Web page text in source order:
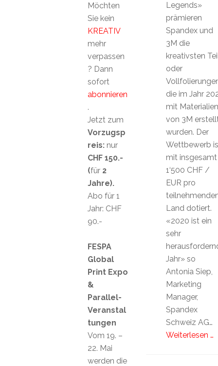
Legends»
prämieren
Spandex und
3M die
kreativsten
oder
die im Jahr
mit Materialien
von 3M
wurden. Der
Wettbewerb
mit insgesamt
1‘500 CHF /
EUR pro
Land dotiert.
«2020 ist ein
sehr
Jahr» so
Antonia Siep,
Marketing
Manager,
Spandex
Schweiz AG…
Weiterlesen …
Möchten
Sie kein
KREATIV
mehr
verpassen
? Dann
sofort
abonnieren
.
Jetzt zum
Vorzugsp
reis: nur
CHF 150.-
(für 2
Jahre).
Abo für 1
Jahr: CHF
90.-
FESPA
Global
Print Expo
&
Parallel-
Veranstal
tungen
Vom 19. –
22. Mai
werden die